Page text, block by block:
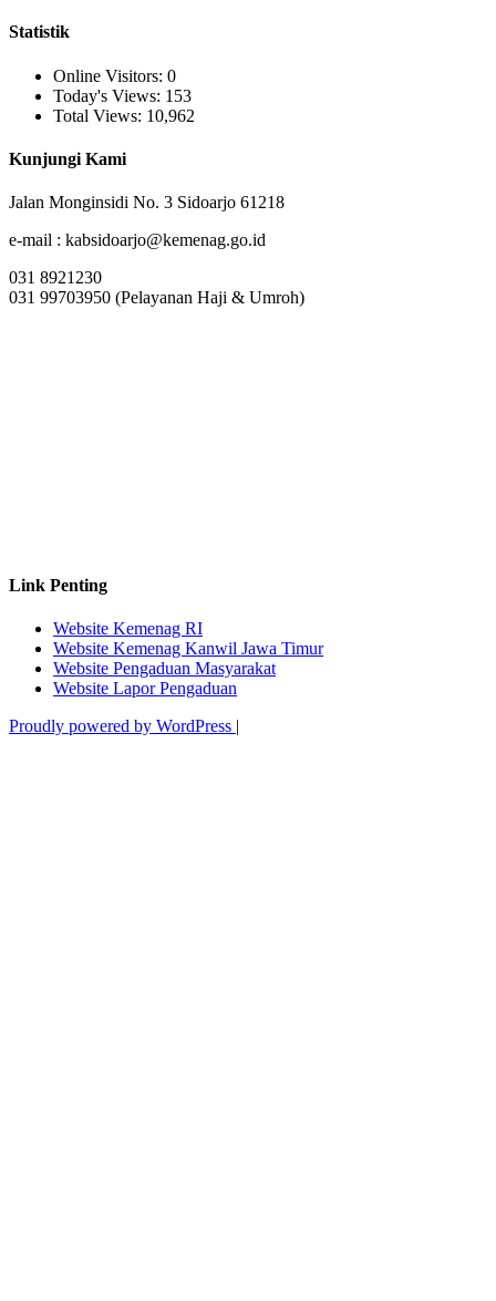
Statistik
Online Visitors: 0
Today's Views: 153
Total Views: 10,962
Kunjungi Kami
Jalan Monginsidi No. 3 Sidoarjo 61218
e-mail : kabsidoarjo@kemenag.go.id
031 8921230
031 99703950 (Pelayanan Haji & Umroh)
Link Penting
Website Kemenag RI
Website Kemenag Kanwil Jawa Timur
Website Pengaduan Masyarakat
Website Lapor Pengaduan
Proudly powered by WordPress |